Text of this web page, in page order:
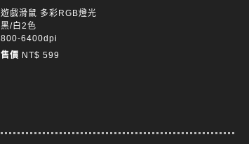
遊戲滑鼠 多彩RGB燈光
黑/白2色
800-6400dpi
售價 NT$ 599